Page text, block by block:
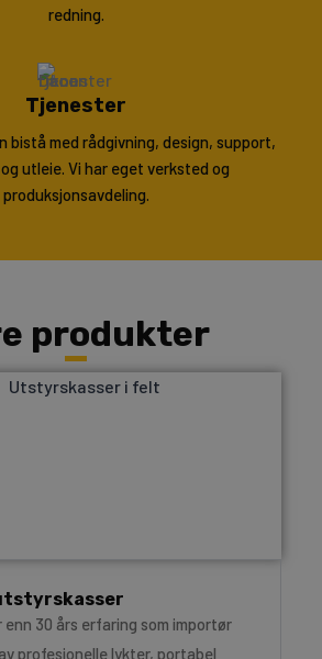
redning.
Tjenester
bistå med rådgivning, design, support,
utleie. Vi har eget verksted og
produksjonsavdeling.
produkter
enn 30 års erfaring som importør
profesjonelle lykter, portabel